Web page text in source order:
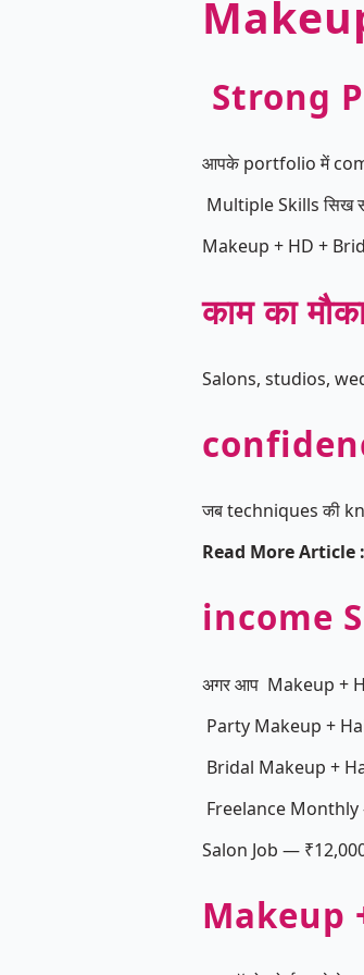
Strong
आपके portfolio में
Multiple Skills सिख
Makeup + HD +
काम का
Salons, studios,
जब techniques की
Read More Article
income
अगर आप Makeup +
Party Makeup +
Bridal Makeup +
Freelance
Salon Job —
Makeup